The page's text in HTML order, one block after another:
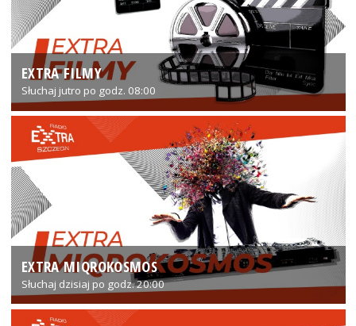
EXTRA FILMY
Słuchaj jutro po godz. 08:00
EXTRA MIQROKOSMOS
Słuchaj dzisiaj po godz. 20:00